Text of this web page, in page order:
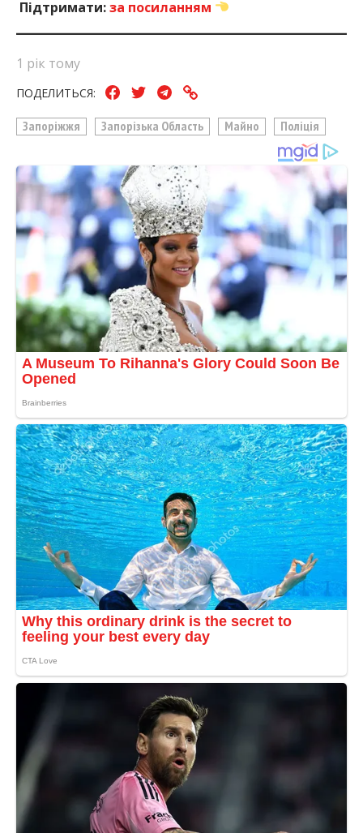
Підтримати:за посиланням
1 рік тому
ПОДЕЛИТЬСЯ:
Запоріжжя Запорізька Область Майно Поліція